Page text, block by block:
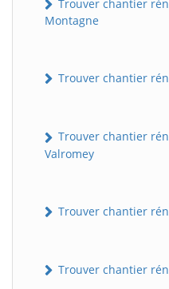
Trouver chantier
Montagne
Trouver chantier
Trouver chantier
Valromey
Trouver chantier
Trouver chantier